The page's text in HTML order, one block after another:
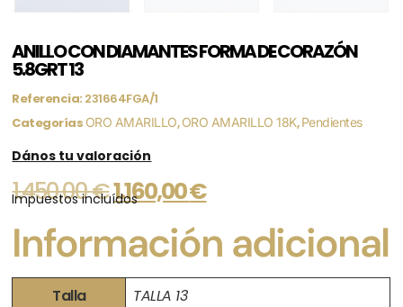
ANILLO CON DIAMANTES FORMA DE CORAZÓN
5.8GRT 13
Referencia: 231664FGA/1
Categorías ORO AMARILLO,ORO AMARILLO 18K,Pendientes
Dános tu valoración
1.450,00€1.160,00€
Impuestos incluídos
Información adicional
Talla
TALLA 13